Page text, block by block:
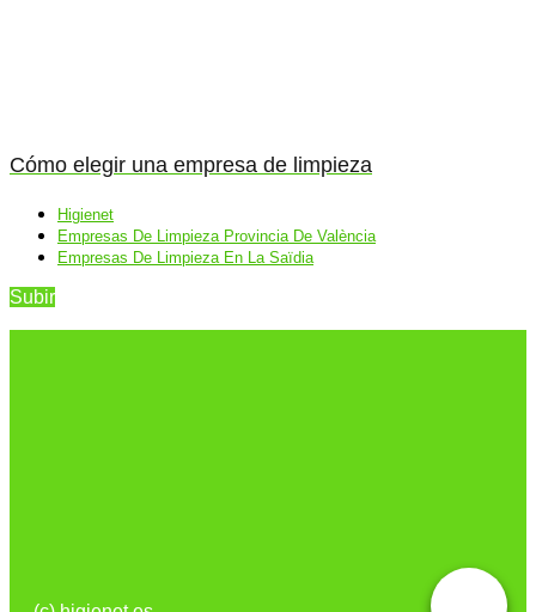
Cómo elegir una empresa de limpieza
Higienet
Empresas De Limpieza Provincia De València
Empresas De Limpieza En La Saïdia
Subir